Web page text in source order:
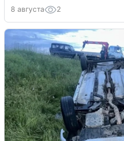
8 августа 2